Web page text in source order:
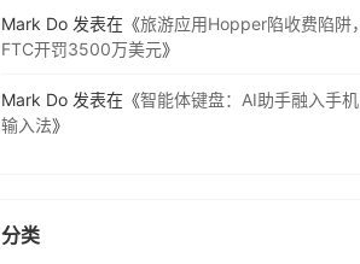
Mark Do 发表在《旅游应用Hopper陷收费陷阱，
FTC开罚3500万美元》
Mark Do 发表在《智能体键盘：AI助手融入手机
输入法》
分类